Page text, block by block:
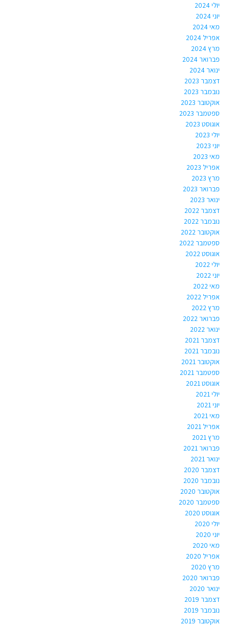
יולי 2024
יוני 2024
מאי 2024
אפריל 2024
מרץ 2024
פברואר 2024
ינואר 2024
דצמבר 2023
נובמבר 2023
אוקטובר 2023
ספטמבר 2023
אוגוסט 2023
יולי 2023
יוני 2023
מאי 2023
אפריל 2023
מרץ 2023
פברואר 2023
ינואר 2023
דצמבר 2022
נובמבר 2022
אוקטובר 2022
ספטמבר 2022
אוגוסט 2022
יולי 2022
יוני 2022
מאי 2022
אפריל 2022
מרץ 2022
פברואר 2022
ינואר 2022
דצמבר 2021
נובמבר 2021
אוקטובר 2021
ספטמבר 2021
אוגוסט 2021
יולי 2021
יוני 2021
מאי 2021
אפריל 2021
מרץ 2021
פברואר 2021
ינואר 2021
דצמבר 2020
נובמבר 2020
אוקטובר 2020
ספטמבר 2020
אוגוסט 2020
יולי 2020
יוני 2020
מאי 2020
אפריל 2020
מרץ 2020
פברואר 2020
ינואר 2020
דצמבר 2019
נובמבר 2019
אוקטובר 2019